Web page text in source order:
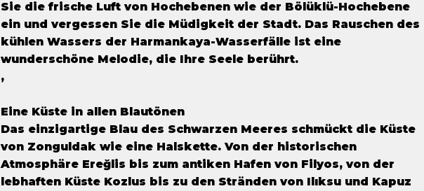
Sie die frische Luft von Hochebenen wie der Bölüklü-Hochebene
ein und vergessen Sie die Müdigkeit der Stadt. Das Rauschen des
kühlen Wassers der Harmankaya-Wasserfälle ist eine
wunderschöne Melodie, die Ihre Seele berührt.
,
Eine Küste in allen Blautönen
Das einzigartige Blau des Schwarzen Meeres schmückt die Küste
von Zonguldak wie eine Halskette. Von der historischen
Atmosphäre Ereğlis bis zum antiken Hafen von Filyos, von der
lebhaften Küste Kozlus bis zu den Stränden von Ilıksu und Kapuz